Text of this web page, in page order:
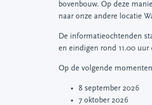
bovenbouw. Op deze
naar onze andere locatie
De informatieochtenden
en eindigen rond 11.00 uur
Op de volgende
8 september 2026
7 oktober 2026